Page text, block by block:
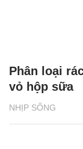
NHỊP SỐNG
Phân loại
vỏ hộp sữa